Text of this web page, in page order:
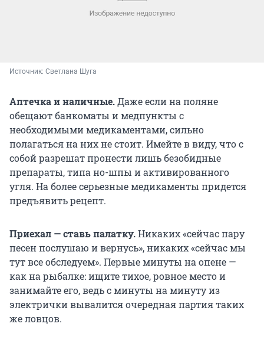
Источник: Светлана Шуга
Аптечка и наличные.Даже если на поляне
обещают банкоматы и медпункты с
необходимыми медикаментами, сильно
полагаться на них не стоит. Имейте в виду, что с
собой разрешат пронести лишь безобидные
препараты, типа но-шпы и активированного
угля. На более серьезные медикаменты придется
предъявить рецепт.
Приехал — ставь палатку.Никаких «сейчас пару
песен послушаю и вернусь», никаких «сейчас мы
тут все обследуем». Первые минуты на опене —
как на рыбалке: ищите тихое, ровное место и
занимайте его, ведь с минуты на минуту из
электрички вывалится очередная партия таких
же ловцов.